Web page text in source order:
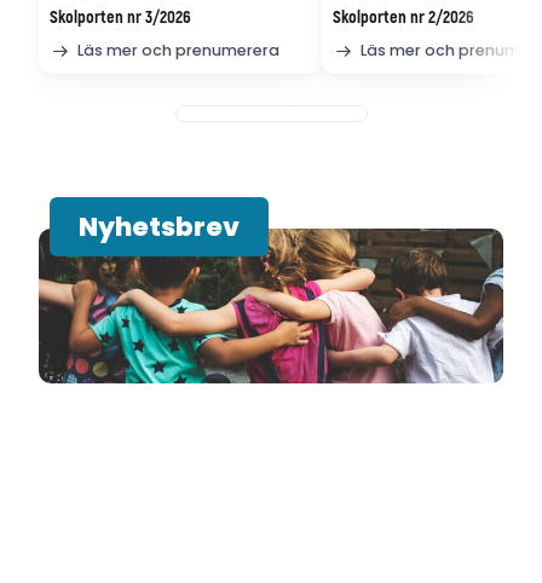
Skolporten nr 3/2026
Läs mer och prenumerera
Skolporten nr 2/2026
Läs mer och
Nyhetsbrev